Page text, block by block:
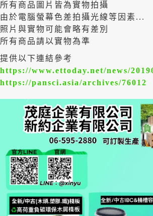
所有商品圖片皆為實物拍攝
由於電腦螢幕色差拍攝光線等因素...
照片與實物可能會略有差別
所有商品請以實物為準
提供以下連結參考
https://www.ettoday.net/news/
https://pansci.asia/archives/76012